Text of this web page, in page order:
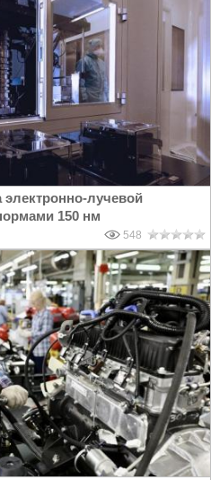
электронно-лучевой
150 нм
548